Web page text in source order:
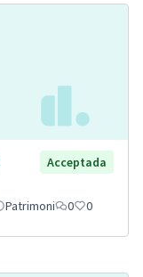
Acceptada
Patrimoni 0 0